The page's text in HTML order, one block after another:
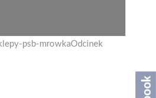
psb-mrowkaOdcinek